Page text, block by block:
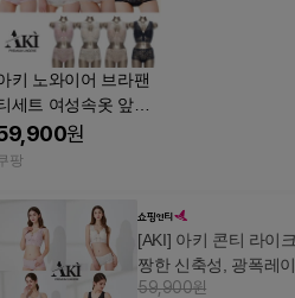
키 노와이어 브라팬
세트 여성속옷 앞지
레이스 시스루 볼륨
리프팅 홈쇼핑속옷
원
팡
[AKI] 아키 콘티 라이크라
짱한 신축성, 광폭레
59,900원